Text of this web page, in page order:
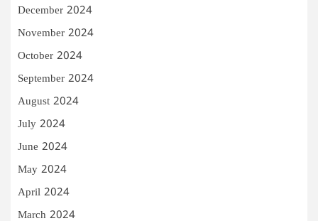
December 2024
November 2024
October 2024
September 2024
August 2024
July 2024
June 2024
May 2024
April 2024
March 2024